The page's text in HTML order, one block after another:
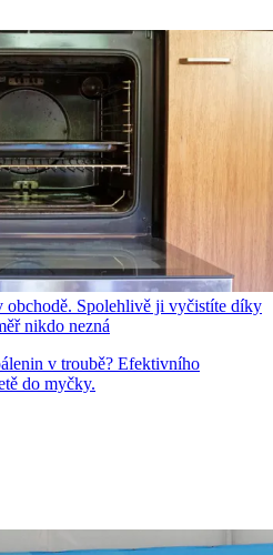
obchodě. Spolehlivě ji vyčistíte díky
nikdo nezná
v troubě? Efektivního
do myčky.